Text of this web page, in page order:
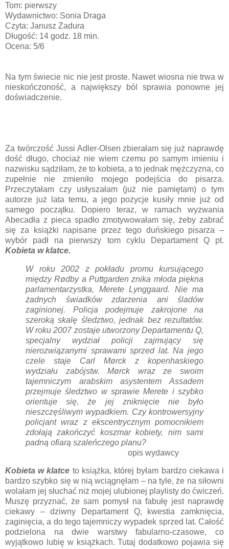
Tom: pierwszy
Wydawnictwo: Sonia Draga
Czyta: Janusz Zadura
Długość: 14 godz. 18 min.
Ocena: 5/6
Na tym świecie nic nie jest proste. Nawet wiosna nie trwa w
nieskończoność, a największy ból sprawia ponowne jej
doświadczenie.
Za twórczość Jussi Adler-Olsen zbierałam się już naprawdę
dość długo, chociaż nie wiem czemu po samym imieniu i
nazwisku sądziłam, że to kobieta, a to jednak mężczyzna, co
zupełnie nie zmieniło mojego podejścia do pisarza.
Przeczytałam czy usłyszałam (już nie pamiętam) o tym
autorze już lata temu, a jego pozycje kusiły mnie już od
samego początku. Dopiero teraz, w ramach wyzwania
Abecadła z pieca spadło zmotywowałam się, żeby zabrać
się za książki napisane przez tego duńskiego pisarza –
wybór padł na pierwszy tom cyklu Departament Q pt.
Kobieta w klatce.
W roku 2002 z pokładu promu kursującego
między Rødby a Puttgarden znika młoda piękna
parlamentarzystka, Merete Lynggaard. Nie ma
żadnych świadków zdarzenia ani śladów
zaginionej. Policja podejmuje zakrojone na
szeroką skalę śledztwo, jednak bez rezultatów.
W roku 2007 zostaje utworzony Departamentu Q,
specjalny wydział policji zajmujący się
nierozwiązanymi sprawami sprzed lat. Na jego
czele staje Carl Mørck z kopenhaskiego
wydziału zabójstw. Mørck wraz ze swoim
tajemniczym arabskim asystentem Assadem
przejmuje śledztwo w sprawie Merete i szybko
orientuje się, że jej zniknięcie nie było
nieszczęśliwym wypadkiem. Czy kontrowersyjny
policjant wraz z ekscentrycznym pomocnikiem
zdołają zakończyć koszmar kobiety, nim sami
padną ofiarą szaleńczego planu?
opis wydawcy
Kobieta w klatce to książka, której byłam bardzo ciekawa i
bardzo szybko się w nią wciągnęłam – na tyle, że na siłowni
wolałam jej słuchać niż mojej ulubionej playlisty do ćwiczeń.
Muszę przyznać, że sam pomysł na fabułę jest naprawdę
ciekawy – dziwny Departament Q, kwestia zamknięcia,
zaginięcia, a do tego tajemniczy wypadek sprzed lat. Całość
podzielona na dwie warstwy fabularno-czasowe, co
wyjątkowo lubię w książkach. Tutaj dodatkowo pojawia się